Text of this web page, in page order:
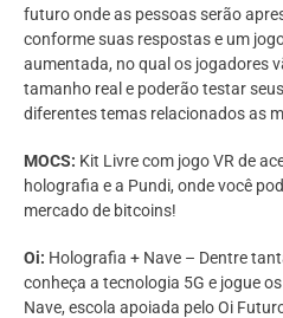
futuro onde as pessoas serão
conforme suas respostas e um
aumentada, no qual os jogadores
tamanho real e poderão testar
diferentes temas relacionados as
MOCS: Kit Livre com jogo VR de
holografia e a Pundi, onde você
mercado de bitcoins!
Oi: Holografia + Nave – Dentre
conheça a tecnologia 5G e jogue
Nave, escola apoiada pelo Oi